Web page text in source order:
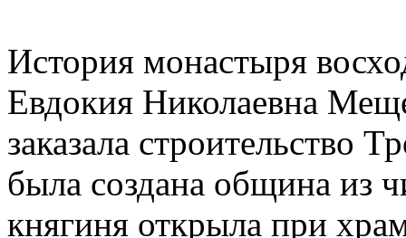
История монастыря
Евдокия Николаевна
заказала строительство
была создана община из
княгиня открыла при